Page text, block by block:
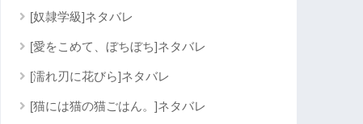
[奴隷学級]ネタバレ
[愛をこめて、ぼちぼち]ネタバレ
[濡れ刃に花びら]ネタバレ
[猫には猫の猫ごはん。]ネタバレ